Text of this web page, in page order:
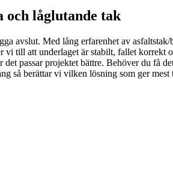
och låglutande tak
avslut. Med lång erfarenhet av
till att underlaget är stabilt, fallet
passar projektet bättre. Behöver du få
så berättar vi vilken lösning som ger